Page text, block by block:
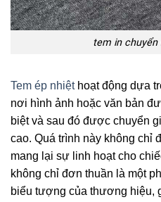
tem in chuyển
Tem ép nhiệthoạt động dựa
nơi hình ảnh hoặc văn bản
biệt và sau đó được chuyển
cao. Quá trình này không chỉ
mang lại sự linh hoạt cho
không chỉ đơn thuần là một
biểu tượng của thương hiệu,